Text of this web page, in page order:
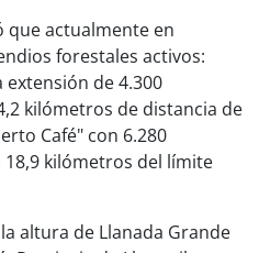
actualmente en
forestales activos:
de 4.300
kilómetros de distancia de
Café" con 6.280
kilómetros del límite
altura de Llanada Grande